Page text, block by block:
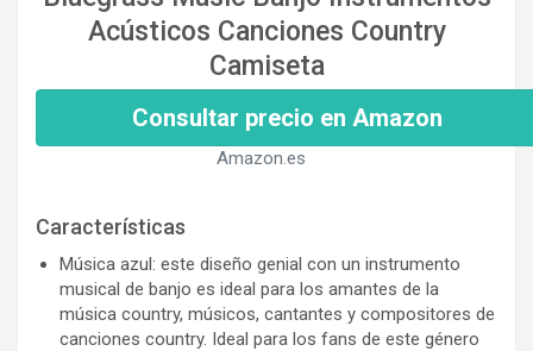
Acústicos Canciones Country
Camiseta
Consultar precio en Amazon
Amazon.es
Características
Música azul: este diseño genial con un instrumento
musical de banjo es ideal para los amantes de la
música country, músicos, cantantes y compositores de
canciones country. Ideal para los fans de este género